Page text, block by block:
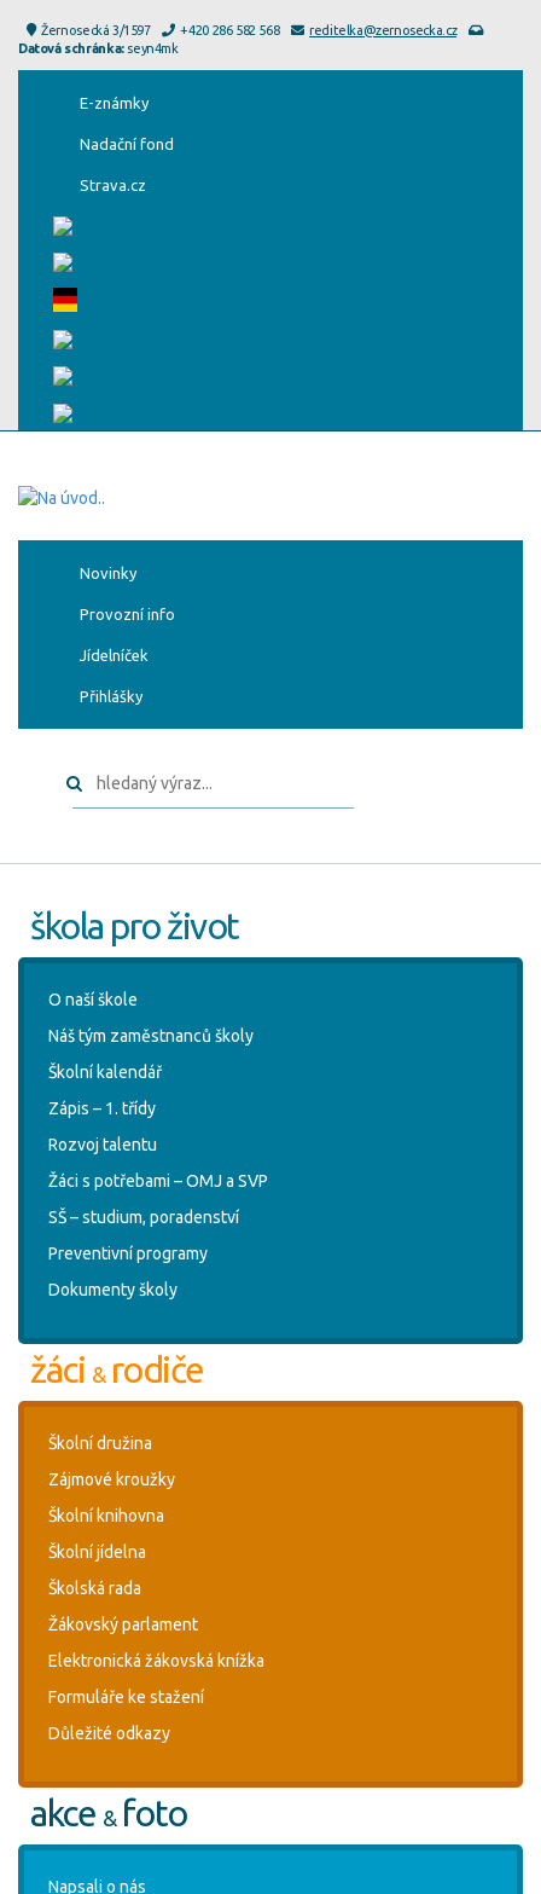
Žernosecká 3/1597 +420 286 582 568
reditelka@zernosecka.cz
Datová schránka:seyn4mk
E-známky
Nadační fond
Strava.cz
Novinky
Provozní info
Jídelníček
Přihlášky
škola pro život
O naší škole
Náš tým zaměstnanců školy
Školní kalendář
Zápis – 1. třídy
Rozvoj talentu
Žáci s potřebami – OMJ a SVP
SŠ – studium, poradenství
Preventivní programy
Dokumenty školy
žáci &rodiče
Školní družina
Zájmové kroužky
Školní knihovna
Školní jídelna
Školská rada
Žákovský parlament
Elektronická žákovská knížka
Formuláře ke stažení
Důležité odkazy
akce &foto
Napsali o nás